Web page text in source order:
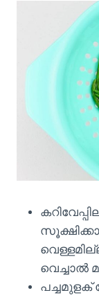
വെച്ചാൽ
പച്ചമുളക്